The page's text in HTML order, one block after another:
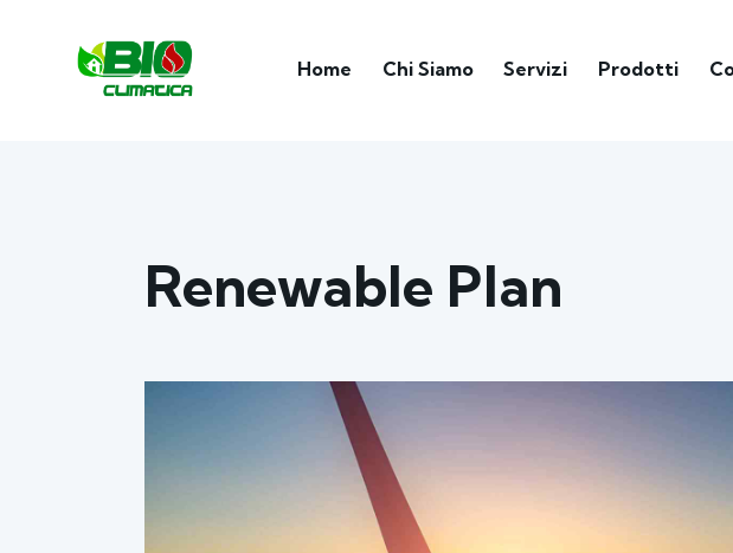
Home Chi Siamo Servizi Prodotti
Renewable Plan